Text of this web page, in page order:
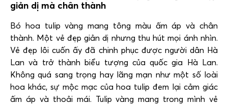
giản dị mà chân thành
Bó hoa tulip vàng mang tông màu ấm áp và chân
thành. Một vẻ đẹp giản dị nhưng thu hút mọi ánh nhìn.
Vẻ đẹp lôi cuốn ấy đã chinh phục được người dân Hà
Lan và trở thành biểu tượng của quốc gia Hà Lan.
Không quá sang trọng hay lãng mạn như một số loài
hoa khác, sự mộc mạc của hoa tulip đem lại cảm giác
ấm áp và thoải mái. Tulip vàng mang trong mình vẻ